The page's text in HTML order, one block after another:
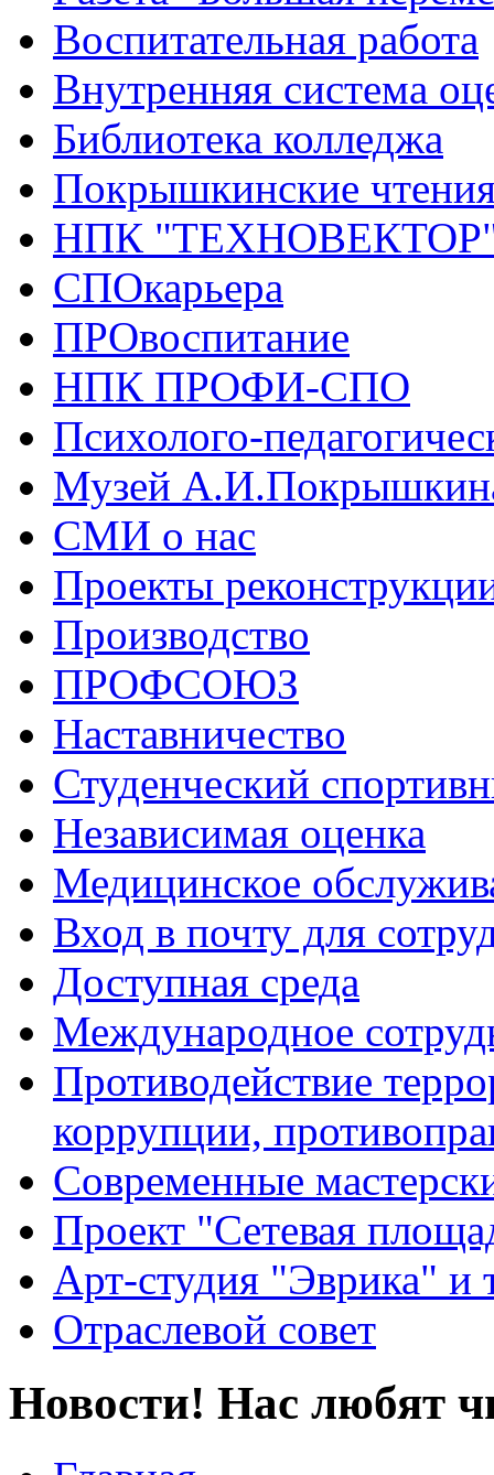
Воспитательная работа
Внутренняя система
Библиотека колледжа
Покрышкинские
НПК
СПОкарьера
ПРОвоспитание
НПК ПРОФИ-СПО
Психолого-
Музей
СМИ о нас
Проекты
Производство
ПРОФСОЮЗ
Наставничество
Студенческий
Независимая оценка
Медицинское
Вход в почту для
Доступная среда
Международное
Противодействие
коррупции,
Современные
Проект "Сетевая
Арт-студия "Эврика" и
Отраслевой совет
Новости! Нас любят